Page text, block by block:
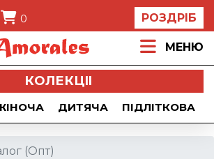
0 РОЗДРІБ
МЕНЮ
КОЛЕКЦII
ДИТЯЧА ПІДЛІТКОВА
(Опт)